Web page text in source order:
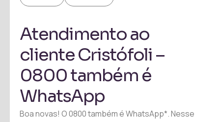
Atendimento ao
cliente Cristófoli –
0800 também é
WhatsApp
Boa novas! O 0800 também é WhatsApp*. Nesse